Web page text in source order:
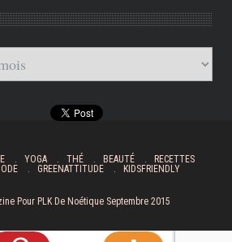
YOGA THÉ BEAUTÉ
RECETTES
GREENATTITUDE KIDSFRIENDLY
Pour PLK De Noétique Septembre 2015